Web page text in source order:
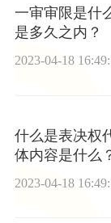
一审审限是什
是多久之内？
2023-04-18
什么是表决权
体内容是什么
2023-04-18